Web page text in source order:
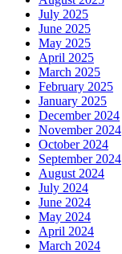
July 2025
June 2025
May 2025
April 2025
March 2025
February 2025
January 2025
December 2024
November 2024
October 2024
September 2024
August 2024
July 2024
June 2024
May 2024
April 2024
March 2024